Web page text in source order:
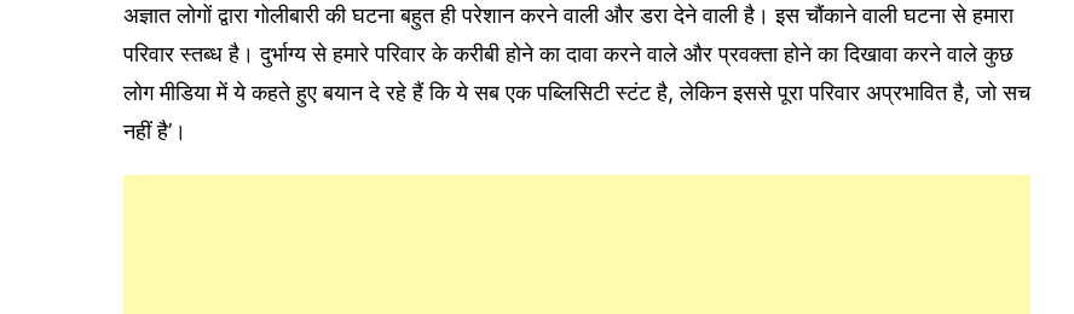
अज्ञात लोगों द्वारा गोलीबारी की घटना बहुत ही परेशान करने वाली और डरा देने वाली है। इस चौंकाने वाली घटना से हमारा
परिवार स्तब्ध है। दुर्भाग्य से हमारे परिवार के करीबी होने का दावा करने वाले और प्रवक्ता होने का दिखावा करने वाले कुछ
लोग मीडिया में ये कहते हुए बयान दे रहे हैं कि ये सब एक पब्लिसिटी स्टंट है, लेकिन इससे पूरा परिवार अप्रभावित है, जो सच
नहीं है’।